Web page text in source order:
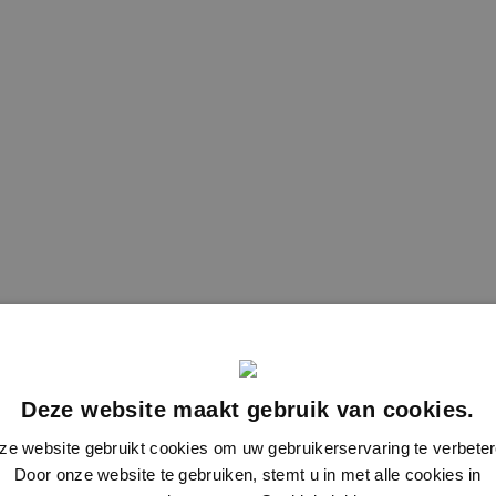
Deze website maakt gebruik van cookies.
website gebruikt cookies om uw gebruikerservaring te
Door onze website te gebruiken, stemt u in met alle cookies in